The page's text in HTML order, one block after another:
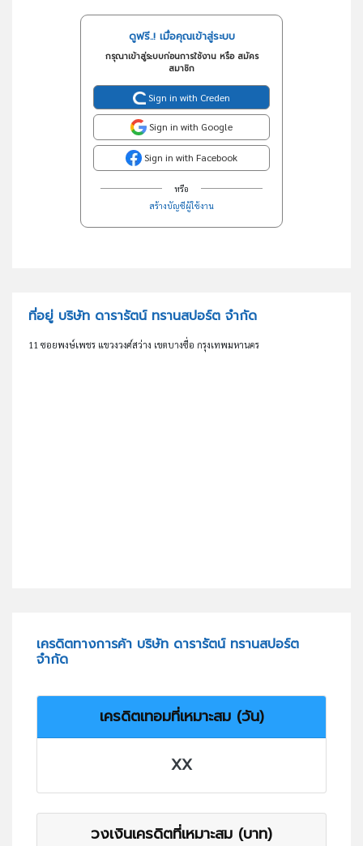
ดูฟรี..! เมื่อคุณเข้าสู่ระบบ
กรุณาเข้าสู่ระบบก่อนการใช้งาน หรือ สมัคร
สมาชิก
Sign in with Creden
Sign in with Google
Sign in with Facebook
หรือ
สร้างบัญชีผู้ใช้งาน
ที่อยู่ บริษัท ดารารัตน์ ทรานสปอร์ต จำกัด
11 ซอยพงษ์เพชร แขวงวงศ์สว่าง เขตบางซื่อ กรุงเทพมหานคร
เครดิตทางการค้า บริษัท ดารารัตน์ ทรานสปอร์ต
จำกัด
เครดิตเทอมที่เหมาะสม (วัน)
XX
วงเงินเครดิตที่เหมาะสม (บาท)